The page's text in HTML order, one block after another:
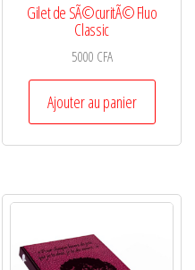
Gilet de SÃ©curitÃ© Fluo
Classic
5000 CFA
Ajouter au panier